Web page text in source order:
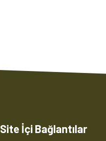
Site İçi Bağlantılar